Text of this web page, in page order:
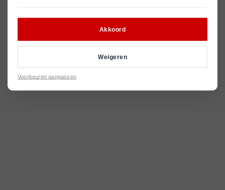
Akkoord
Weigeren
Voorkeuren aanpassen